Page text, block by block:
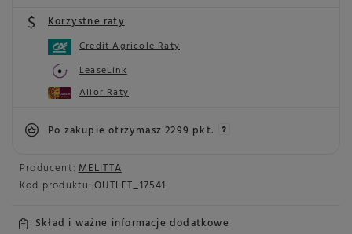
Producent: MELITTA
Kod produktu: OUTLET_17541
Skład i ważne informacje dodatkowe
Korzystne raty
Credit Agricole Raty
LeaseLink
Alior Raty
Po zakupie otrzymasz2299 pkt.